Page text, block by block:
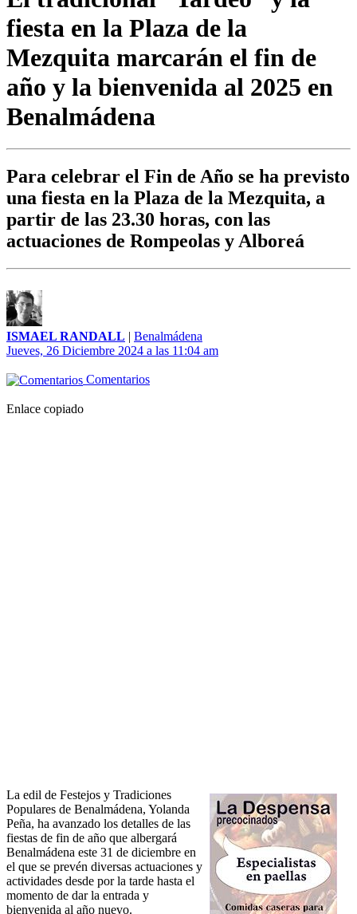
fiesta en la Plaza de la
Mezquita marcarán el fin de
año y la bienvenida al 2025 en
Benalmádena
Para celebrar el Fin de Año se ha previsto
una fiesta en la Plaza de la Mezquita, a
partir de las 23.30 horas, con las
actuaciones de Rompeolas y Alboreá
ISMAEL RANDALL | Benalmádena
Jueves, 26 Diciembre 2024 a las 11:04 am
Comentarios
Enlace copiado
La edil de Festejos y Tradiciones
Populares de Benalmádena, Yolanda
Peña, ha avanzado los detalles de las
fiestas de fin de año que albergará
Benalmádena este 31 de diciembre en
el que se prevén diversas actuaciones y
actividades desde por la tarde hasta el
momento de dar la entrada y
bienvenida al año nuevo.